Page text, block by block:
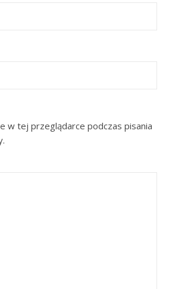
w tej przeglądarce podczas pisania